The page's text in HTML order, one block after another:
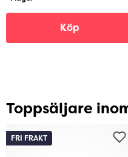
Köp
Toppsäljare
FRI FRAKT